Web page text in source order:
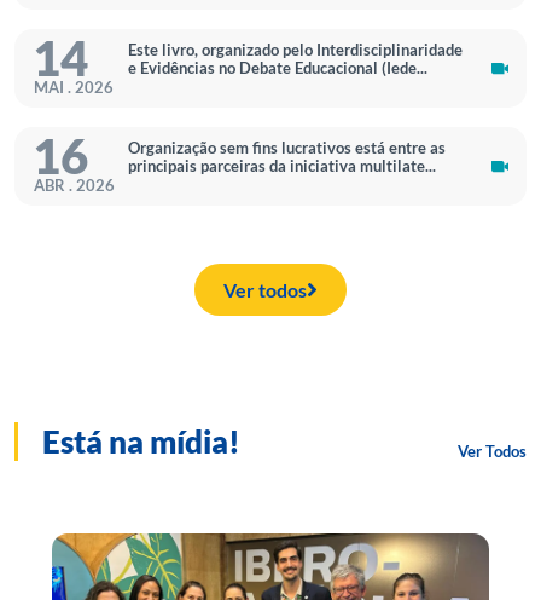
14
MAI . 2026
Este livro, organizado pelo Interdisciplinaridade
e Evidências no Debate Educacional (Iede...
16
ABR . 2026
Organização sem fins lucrativos está entre as
principais parceiras da iniciativa multilate...
Ver todos
Está na mídia! Ver Todos